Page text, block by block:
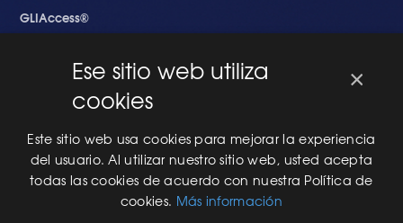
GLIAccess®
EMPEZANDO
Nuevo en GLI
Nuevo Software
Una Nueva Máquina
Modificaciones al Software
Modificaciones al Hardware
×
Ese sitio web utiliza
cookies
Este sitio web usa cookies para mejorar la experiencia
del usuario. Al utilizar nuestro sitio web, usted acepta
todas las cookies de acuerdo con nuestra Política de
cookies. Más información